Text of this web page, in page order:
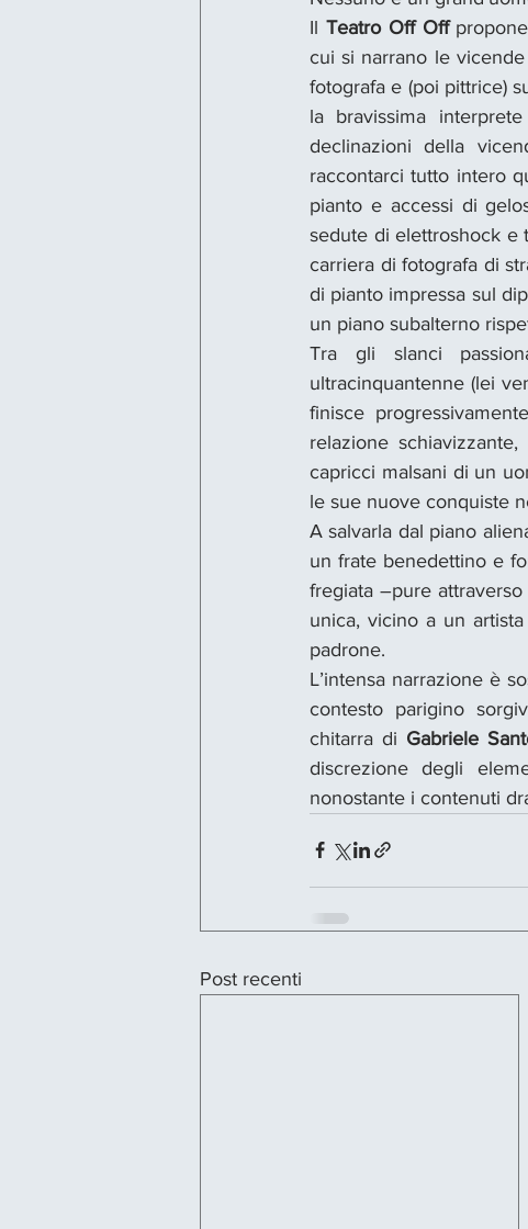
Il Teatro Off Off
cui si narrano le
fotografa e (poi pittrice)
la bravissima interprete
declinazioni della
raccontarci tutto intero
pianto e accessi di
sedute di elettroshock e
carriera di fotografa di
di pianto impressa sul
un piano subalterno
Tra gli slanci
ultracinquantenne (lei
finisce
relazione
capricci malsani di un
le sue nuove conquiste
A salvarla dal piano
un frate benedettino e
fregiata –pure
unica, vicino a un
padrone.
L’intensa narrazione è
contesto parigino
chitarra di Gabriele
discrezione degli
nonostante i contenuti
Post recenti